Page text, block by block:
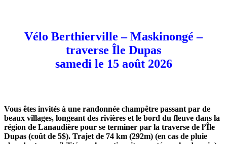
Vélo Berthierville – Maskinongé –
traverse Île Dupas
samedi le 15 août 2026
Vous êtes invités à une randonnée champêtre passant par de
beaux villages, longeant des rivières et le bord du fleuve dans la
région de Lanaudière pour se terminer par la traverse de l’Île
Dupas (coût de 5$). Trajet de 74 km (292m) (en cas de pluie